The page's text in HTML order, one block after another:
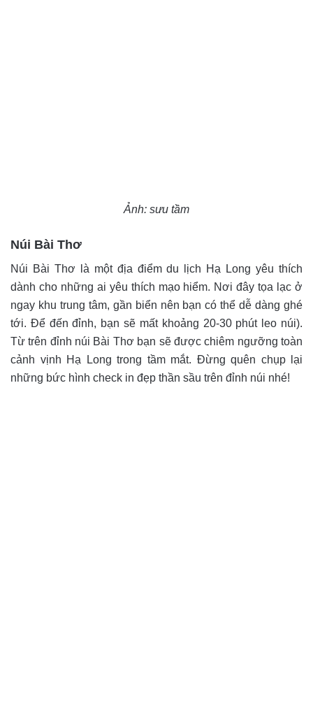
Ảnh: sưu tầm
Núi Bài Thơ
Núi Bài Thơ là một địa điểm du lịch Hạ Long yêu thích
dành cho những ai yêu thích mạo hiểm. Nơi đây tọa lạc ở
ngay khu trung tâm, gần biển nên bạn có thể dễ dàng ghé
tới. Để đến đỉnh, bạn sẽ mất khoảng 20-30 phút leo núi).
Từ trên đỉnh núi Bài Thơ bạn sẽ được chiêm ngưỡng toàn
cảnh vịnh Hạ Long trong tầm mắt. Đừng quên chụp lại
những bức hình check in đẹp thần sầu trên đỉnh núi nhé!